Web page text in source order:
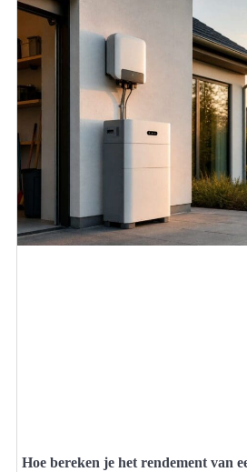
Hoe bereken je het rendement van